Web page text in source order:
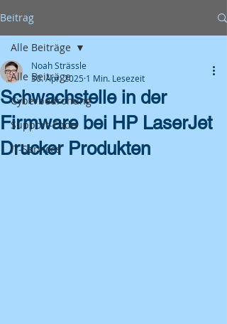
Beitrag
Alle Beiträge
Cyberbedrohung
Support-Ende
IT-Services
Alle Beiträge
Schwachstelle in der
Firmware bei HP LaserJet
Drucker Produkten
Noah Strässle
30. Apr. 2025 1 Min. Lesezeit